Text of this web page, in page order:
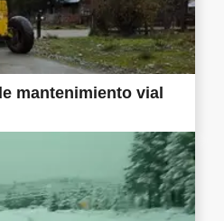
mantenimiento vial